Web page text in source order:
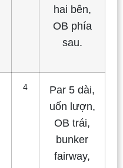
hai bên,
OB phía
sau.
4
Par 5 dài,
uốn lượn,
OB trái,
bunker
fairway,